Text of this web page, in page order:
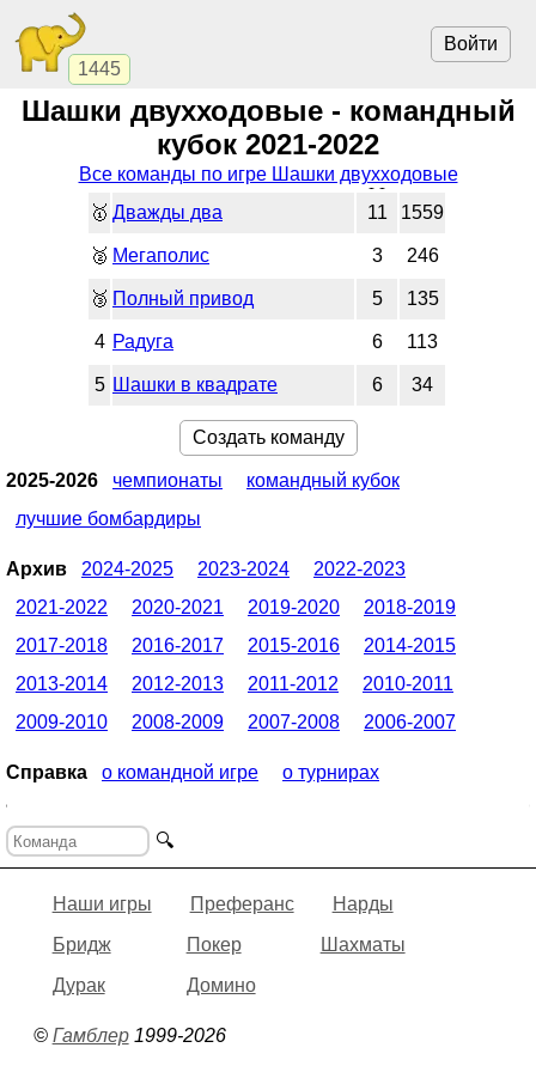
1445
Войти
Шашки двухходовые - командный
кубок 2021-2022
Все команды по игре Шашки двухходовые
🥇 Дважды два 11 1559
🥈 Мегаполис 3 246
🥉 Полный привод 5 135
4 Радуга 6 113
5 Шашки в квадрате 6 34
Создать команду
2025-2026 чемпионаты
командный кубок
лучшие бомбардиры
Архив 2024-2025 2023-2024
2022-2023
2021-2022
2020-2021 2019-2020
2018-2019
2017-2018
2016-2017 2015-2016
2014-2015
2013-2014
2012-2013 2011-2012
2010-2011
2009-2010
2008-2009 2007-2008 2006-2007
Справка о командной игре о турнирах
🔍
Наши игры Преферанс
Нарды
Бридж
Покер
Шахматы
Дурак
Домино
© Гамблер1999-2026